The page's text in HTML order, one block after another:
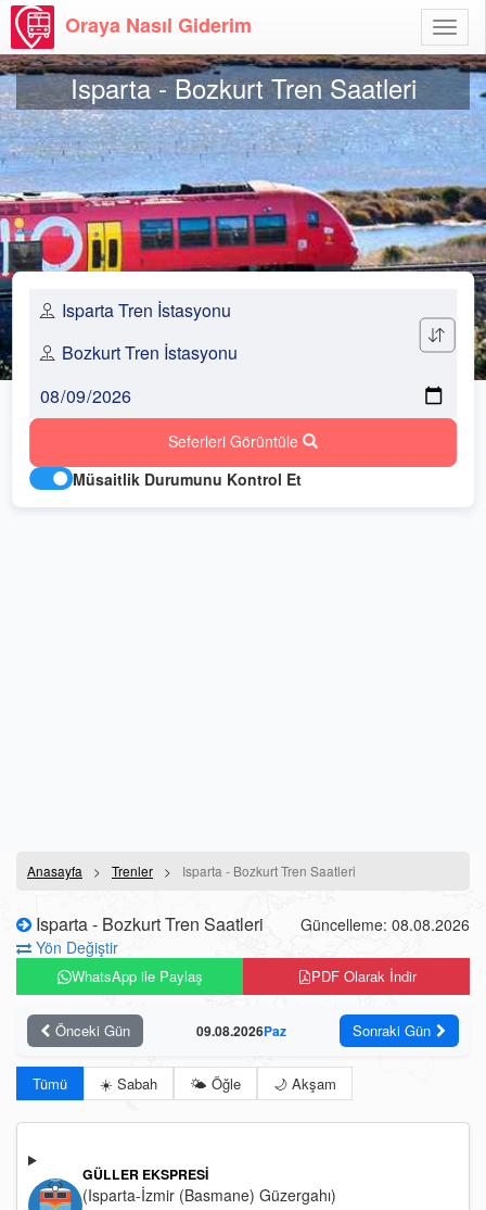
Aç
Oraya Nasıl Giderim
Isparta - Bozkurt Tren Saatleri
Seferleri Görüntüle
Müsaitlik Durumunu Kontrol Et
Anasayfa Trenler Isparta - Bozkurt Tren Saatleri
Isparta - Bozkurt Tren Saatleri
Yön Değiştir
Güncelleme: 08.08.2026
WhatsApp ile Paylaş PDF Olarak İndir
Önceki Gün 09.08.2026Paz Sonraki Gün
Tümü ☀️ Sabah 🌤️ Öğle 🌙 Akşam
GÜLLER EKSPRESI
(Isparta-İzmir (Basmane) Güzergahı)